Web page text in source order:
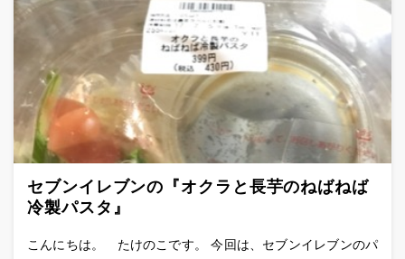
セブンイレブンの『オクラと長芋のねばねば
冷製パスタ』
こんにちは。 たけのこです。 今回は、セブンイレブンのパ